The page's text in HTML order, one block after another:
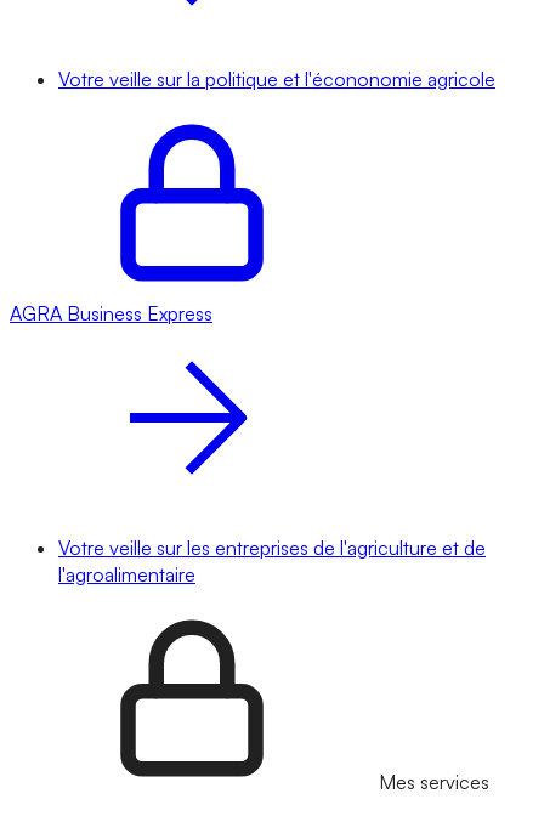
Votre veille sur la politique et l'écononomie agricole
AGRA Business Express
Votre veille sur les entreprises de l'agriculture et de
l'agroalimentaire
Mes services